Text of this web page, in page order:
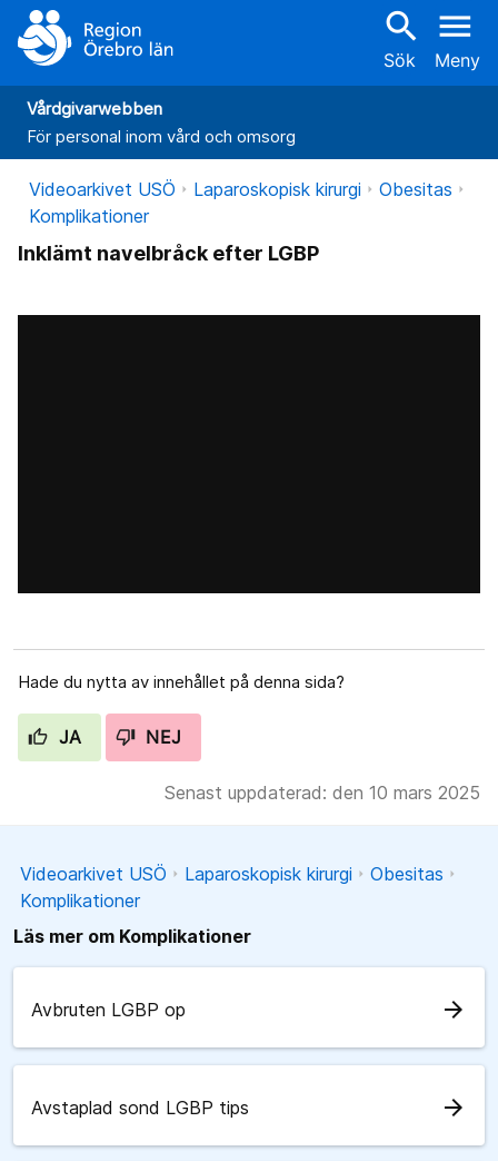
search
Sök
menu
Meny
Vårdgivarwebben
För personal inom vård och omsorg
Videoarkivet USÖ Laparoskopisk kirurgi
Obesitas
Komplikationer
Inklämt navelbråck efter LGBP
Hade du nytta av innehållet på denna sida?
JA NEJ
Senast uppdaterad: den 10 mars 2025
Videoarkivet USÖ Laparoskopisk kirurgi
Obesitas
Komplikationer
Läs mer om Komplikationer
Avbruten LGBP op arrow_forward
Avstaplad sond LGBP tips arrow_forward